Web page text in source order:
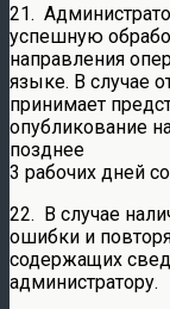
21.
успешную
направления
языке. В случае
принимает
опубликование
позднее
3 рабочих дней
22. В случае
ошибки и
содержащих
администратору.